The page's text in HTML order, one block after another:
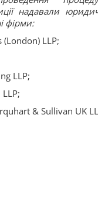
надавали
фірми:
LLP;
LLP;
& Sullivan UK